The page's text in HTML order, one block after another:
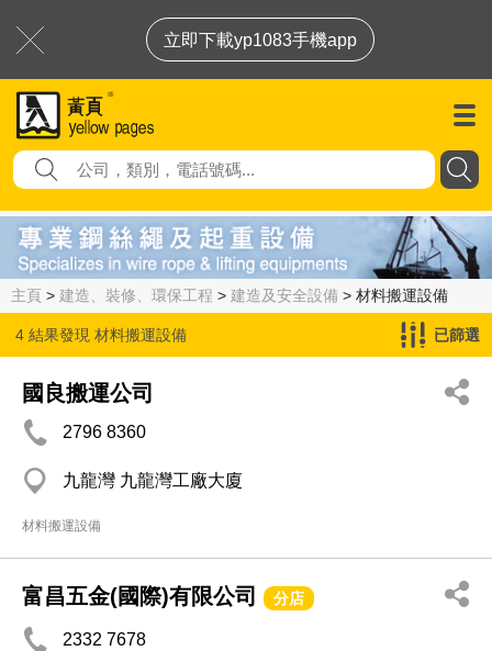
立即下載yp1083手機app
主頁 > 建造、裝修、環保工程 > 建造及安全設備 > 材料搬運設備
4 結果發現 材料搬運設備 已篩選
國良搬運公司
2796 8360
九龍灣 九龍灣工廠大廈
材料搬運設備
富昌五金(國際)有限公司 分店
2332 7678